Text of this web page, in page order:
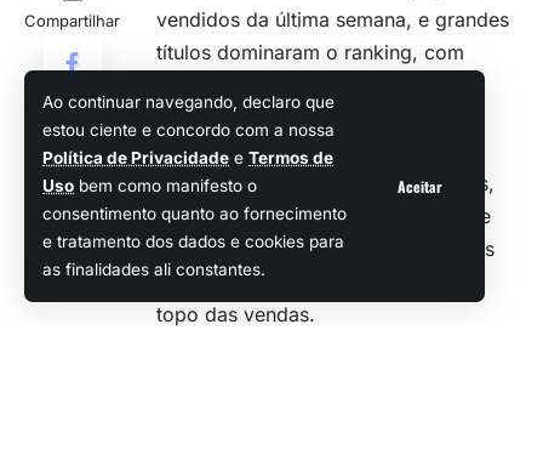
Ao continuar navegando, declaro que
estou ciente e concordo com a nossa
Política de Privacidade e Termos de
Uso bem como manifesto o
consentimento quanto ao fornecimento
e tratamento dos dados e cookies para
as finalidades ali constantes.
Aceitar
Compartilhar
vendidos da última semana, e grandes
títulos dominaram o ranking, com
aguardados e sucessos já
consolidados.
Entre as preferências dos jogadores,
encontramos experiências épicas de
RPG, ação cooperativa e campanhas
cinematográficas que garantiram o
topo das vendas.